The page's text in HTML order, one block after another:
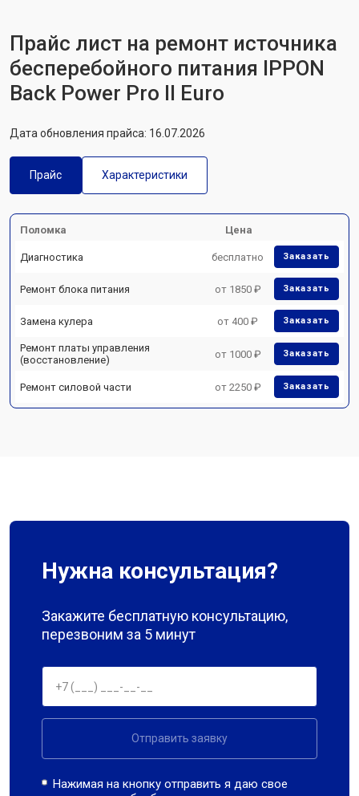
Прайс лист на ремонт источника
бесперебойного питания IPPON
Back Power Pro II Euro
Дата обновления прайса: 16.07.2026
Прайс Характеристики
Поломка Цена
Диагностика бесплатно Заказать
Ремонт блока питания от 1850 ₽ Заказать
Замена кулера от 400 ₽ Заказать
Ремонт платы управления
(восстановление)
от 1000 ₽ Заказать
Ремонт силовой части от 2250 ₽ Заказать
Нужна консультация?
Закажите бесплатную консультацию,
перезвоним за 5 минут
Отправить заявку
Нажимая на кнопку отправить я даю свое